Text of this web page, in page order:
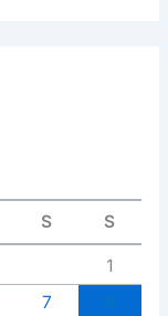
S S
1
7